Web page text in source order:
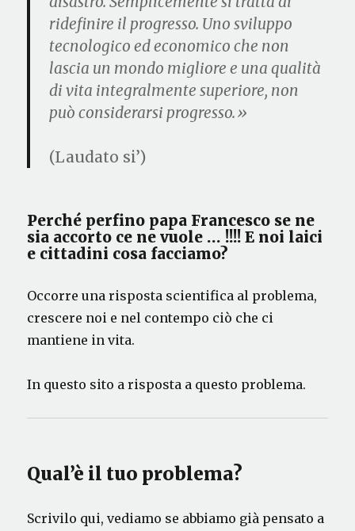
ridefinire il progresso. Uno sviluppo
tecnologico ed economico che non
lascia un mondo migliore e una qualità
di vita integralmente superiore, non
può considerarsi progresso.»
(Laudato si’)
Perché perfino papa Francesco se ne
sia accorto ce ne vuole … !!!! E noi laici
e cittadini cosa facciamo?
Occorre una risposta scientifica al problema,
crescere noi e nel contempo ciò che ci
mantiene in vita.
In questo sito a risposta a questo problema.
Qual’è il tuo problema?
Scrivilo qui, vediamo se abbiamo già pensato a